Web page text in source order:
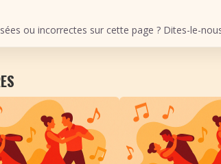
ou incorrectes sur cette page ? Dites-le-